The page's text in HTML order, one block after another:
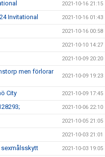
2021-10-16 21:15
Invitational 2021-10-16 01:43
2021-10-16 00:58
2021-10-10 14:27
2021-10-09 20:20
men förlorar
2021-10-09 19:23
City 2021-10-09 17:45
2021-10-06 22:10
2021-10-05 21:05
2021-10-03 21:01
sexmålsskytt 2021-10-03 19:05